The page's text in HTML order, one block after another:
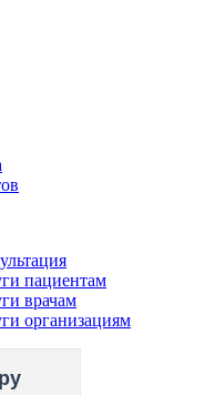
пациентам
врачам
организациям